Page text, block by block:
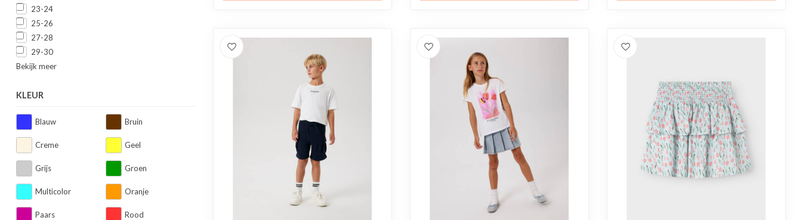
23-24
25-26
27-28
29-30
Bekijk meer
KLEUR
Blauw Bruin
Creme Geel
Grijs Groen
Multicolor Oranje
Paars Rood